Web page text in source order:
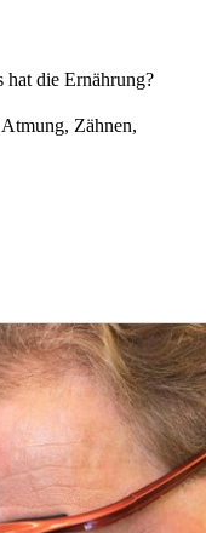
hat die Ernährung?
Zähnen,